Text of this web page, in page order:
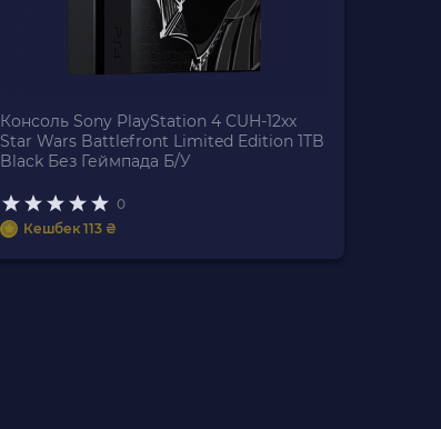
Консоль Sony PlayStation 4 CUH-12хх
Star Wars Battlefront Limited Edition 1TB
Black Без Геймпада Б/У
0
Кешбек 113 ₴